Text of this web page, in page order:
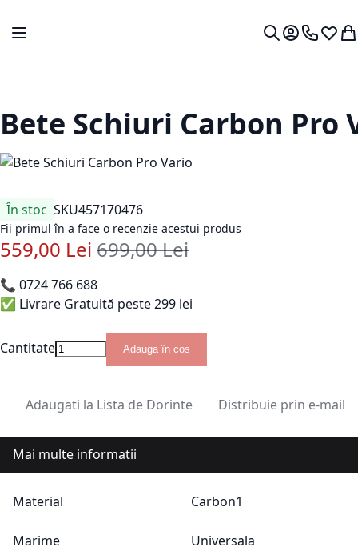
Comutare în navigare
Contul meu.
0724 766
Lista
Bete Schiuri Carbon Pro
În stoc SKU457170476
Fii primul în a face o recenzie acestui produs
Pret special
559,00 Lei Pret standard
699,00 Lei
📞 0724 766 688
✅ Livrare Gratuită peste 299 lei
Cantitate Adauga în cos
Adaugati la Lista de Dorinte Distribuie prin e-mail
Mai multe informatii
Material Carbon1
Marime Universala